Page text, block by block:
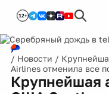
12+
/ Новости /
Airlines отменила все
Крупнейшая